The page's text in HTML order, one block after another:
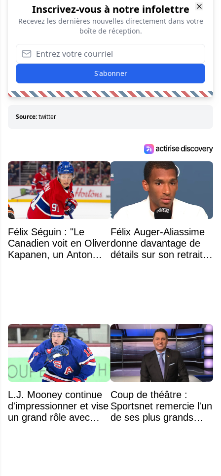
Inscrivez-vous à notre infolettre
Recevez les dernières nouvelles directement dans votre
boîte de réception.
S'abonner
Source:twitter
Félix Séguin : "Le
Canadien voit en Oliver
Kapanen, un Anton
Félix Auger-Aliassime
donne davantage de
détails sur son retrait
L.J. Mooney continue
d'impressionner et vise
un grand rôle avec
Coup de théâtre :
Sportsnet remercie l'un
de ses plus grands